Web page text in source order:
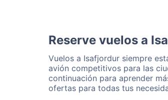
Reserve vuelos a
Vuelos a Isafjordur siempre
avión competitivos para las
continuación para aprender
ofertas para todas tus